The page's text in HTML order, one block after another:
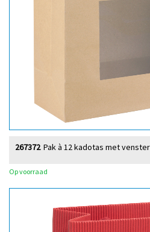
Pak à 12 kadotas met
267372
Op voorraad